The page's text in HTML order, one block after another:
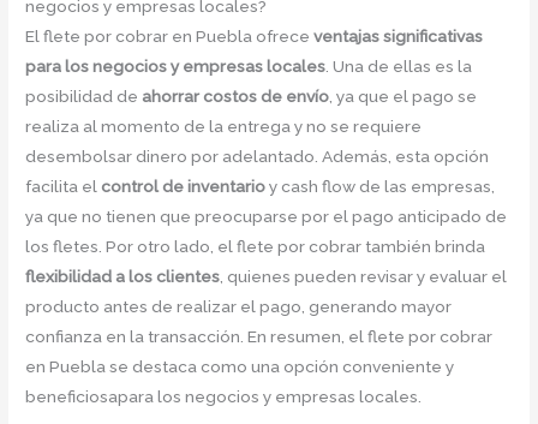
negocios y empresas locales?
El flete por cobrar en Puebla ofreceventajas significativas
para los negocios y empresas locales. Una de ellas es la
posibilidad de ahorrar costos de envío, ya que el pago se
realiza al momento de la entrega y no se requiere
desembolsar dinero por adelantado. Además, esta opción
facilita el control de inventarioy cash flow de las empresas,
ya que no tienen que preocuparse por el pago anticipado de
los fletes. Por otro lado, el flete por cobrar también brinda
flexibilidad a los clientes, quienes pueden revisar y evaluar el
producto antes de realizar el pago, generando mayor
confianza en la transacción. En resumen, el flete por cobrar
en Puebla se destaca como una opción conveniente y
beneficiosapara los negocios y empresas locales.